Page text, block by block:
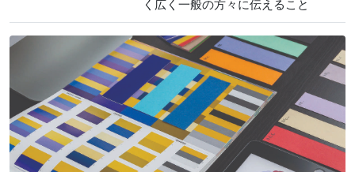
く広く一般の方々に伝えること